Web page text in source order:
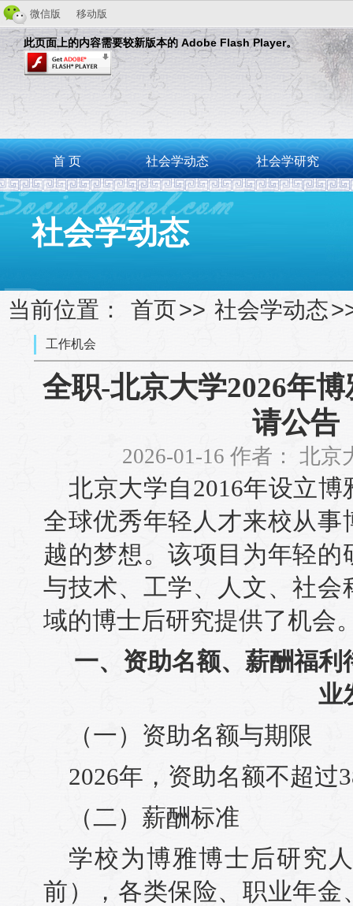
微信版 移动版
此页面上的内容需要较新版本的 Adobe Flash Player。
首 页 社会学动态 社会学研究
社会学动态
当前位置： 首页>> 社会学动态
工作机会
全职-北京大学2026年
请公告
2026-01-16 作者： 北京
北京大学自2016年设立
全球优秀年轻人才来校从
越的梦想。该项目为年轻
与技术、工学、人文、社
域的博士后研究提供了机会
一、资助名额、薪酬福
业
（一）资助名额与期限
2026年，资助名额不超过
（二）薪酬标准
学校为博雅博士后研究
前），各类保险、职业年